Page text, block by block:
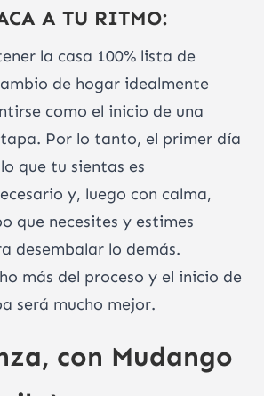
A TU RITMO:
la casa 100% lista de
de hogar idealmente
como el inicio de una
Por lo tanto, el primer día
que tu sientas es
y, luego con calma,
que necesites y estimes
desembalar lo demás.
más del proceso y el inicio de
será mucho mejor.
con Mudango